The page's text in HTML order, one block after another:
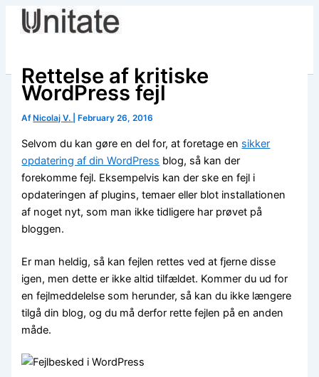
Skip
Rettelse af kritiske
WordPress fejl
Af Nicolaj V. February 26, 2016
Selvom du kan gøre en del for, at foretage en sikker
opdatering af din WordPress blog, så kan der
forekomme fejl. Eksempelvis kan der ske en fejl i
opdateringen af plugins, temaer eller blot installationen
af noget nyt, som man ikke tidligere har prøvet på
bloggen.
Er man heldig, så kan fejlen rettes ved at fjerne disse
igen, men dette er ikke altid tilfældet. Kommer du ud for
en fejlmeddelelse som herunder, så kan du ikke længere
tilgå din blog, og du må derfor rette fejlen på en anden
måde.